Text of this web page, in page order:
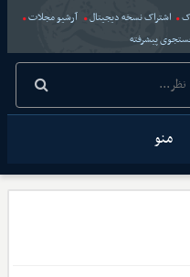
اشتراک نسخه دیجیتال
آرشیو مجلات
پیشرفته
منو